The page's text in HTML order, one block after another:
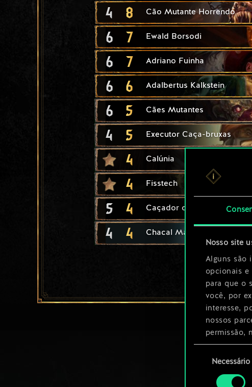
Nosso site
Alguns são
opcionais e
para que o
você, por
interesse,
nossos
permissão,
Você
consentimento
Necessário
4 8 Cão Mutante Horrendo
6 7 Ewald Borsodi
6 7 Adriano Fuinha
6 6 Adalbertus Kalkstein
6 5 Cães Mutantes
4 5 Executor Caça-bruxas
4 Calúnia
4 Fisstech
5 4 Caçador de Bruxas
4 4 Chacal Marinho